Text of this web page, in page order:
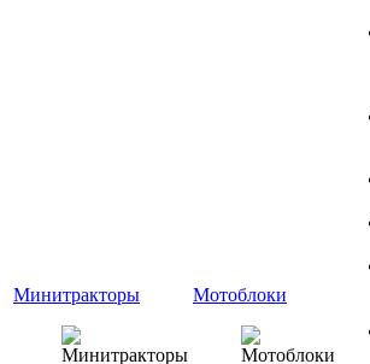
Минитракторы Мотоблоки